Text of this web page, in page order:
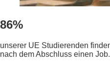
86%
unserer UE Studierenden
nach dem Abschluss einen Job.